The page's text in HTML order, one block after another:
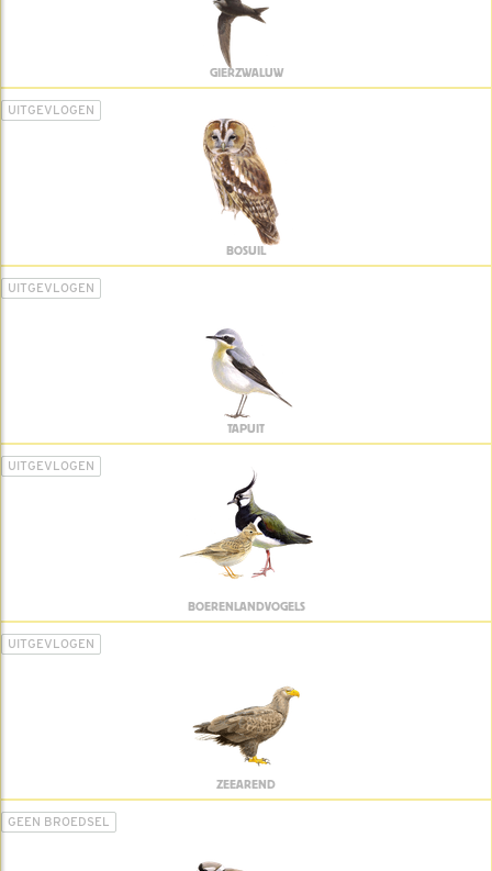
GIERZWALUW
UITGEVLOGEN
BOSUIL
UITGEVLOGEN
TAPUIT
UITGEVLOGEN
BOERENLANDVOGELS
UITGEVLOGEN
ZEEAREND
GEEN BROEDSEL